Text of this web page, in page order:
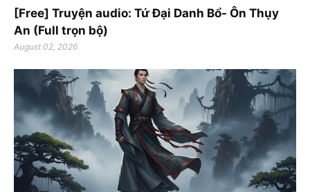
[Free] Truyện audio: Tứ Đại Danh Bổ- Ôn Thụy
An (Full trọn bộ)
August 02, 2026